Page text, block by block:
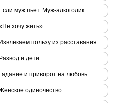
Если муж пьет. Муж-алкоголик
хочу жить»
Извлекаем пользу из расставания
Развод и дети
Гадание и приворот на любовь
одиночество